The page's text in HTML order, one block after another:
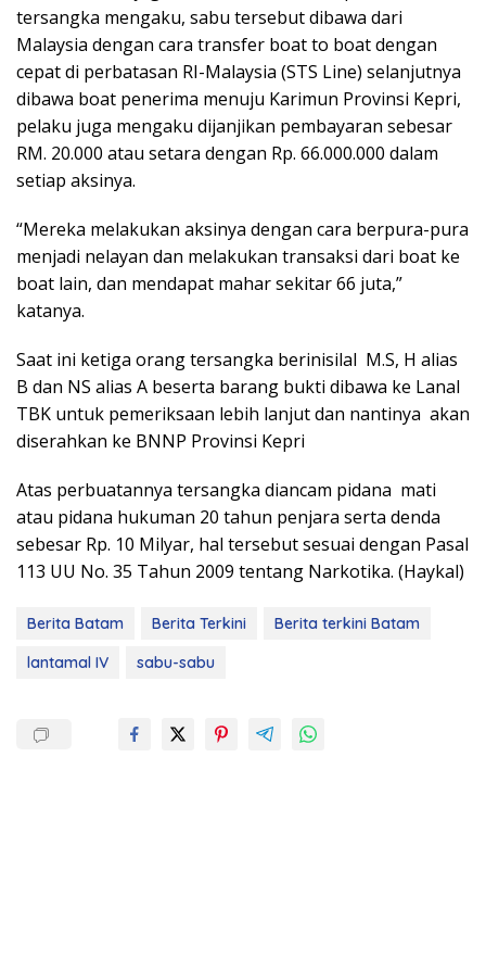
tersangka mengaku, sabu tersebut dibawa dari
Malaysia dengan cara transfer boat to boat dengan
cepat di perbatasan RI-Malaysia (STS Line) selanjutnya
dibawa boat penerima menuju Karimun Provinsi Kepri,
pelaku juga mengaku dijanjikan pembayaran sebesar
RM. 20.000 atau setara dengan Rp. 66.000.000 dalam
setiap aksinya.
“Mereka melakukan aksinya dengan cara berpura-pura
menjadi nelayan dan melakukan transaksi dari boat ke
boat lain, dan mendapat mahar sekitar 66 juta,”
katanya.
Saat ini ketiga orang tersangka berinisilal M.S, H alias
B dan NS alias A beserta barang bukti dibawa ke Lanal
TBK untuk pemeriksaan lebih lanjut dan nantinya akan
diserahkan ke BNNP Provinsi Kepri
Atas perbuatannya tersangka diancam pidana mati
atau pidana hukuman 20 tahun penjara serta denda
sebesar Rp. 10 Milyar, hal tersebut sesuai dengan Pasal
113 UU No. 35 Tahun 2009 tentang Narkotika. (Haykal)
Berita Batam Berita Terkini
Berita terkini Batam
lantamal IV
sabu-sabu